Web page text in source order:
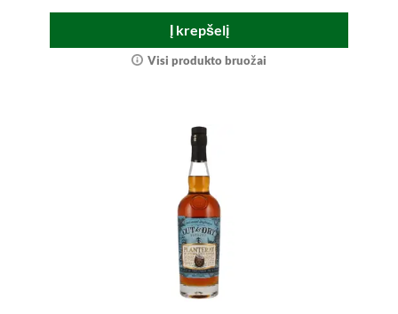
Į krepšelį
Visi produkto bruožai